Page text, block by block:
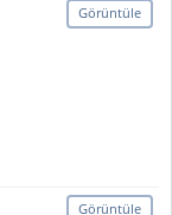
Görüntüle
Görüntüle